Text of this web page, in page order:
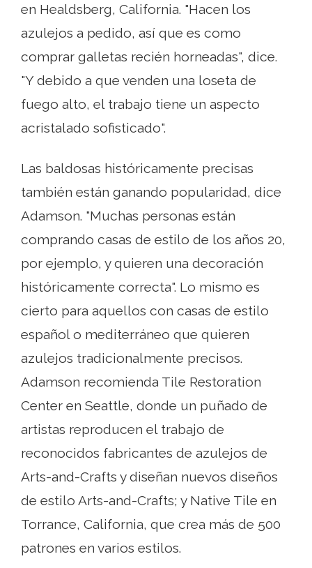
en Healdsberg, California. "Hacen los
azulejos a pedido, así que es como
comprar galletas recién horneadas", dice.
"Y debido a que venden una loseta de
fuego alto, el trabajo tiene un aspecto
acristalado sofisticado".
Las baldosas históricamente precisas
también están ganando popularidad, dice
Adamson. "Muchas personas están
comprando casas de estilo de los años 20,
por ejemplo, y quieren una decoración
históricamente correcta". Lo mismo es
cierto para aquellos con casas de estilo
español o mediterráneo que quieren
azulejos tradicionalmente precisos.
Adamson recomienda Tile Restoration
Center en Seattle, donde un puñado de
artistas reproducen el trabajo de
reconocidos fabricantes de azulejos de
Arts-and-Crafts y diseñan nuevos diseños
de estilo Arts-and-Crafts; y Native Tile en
Torrance, California, que crea más de 500
patrones en varios estilos.